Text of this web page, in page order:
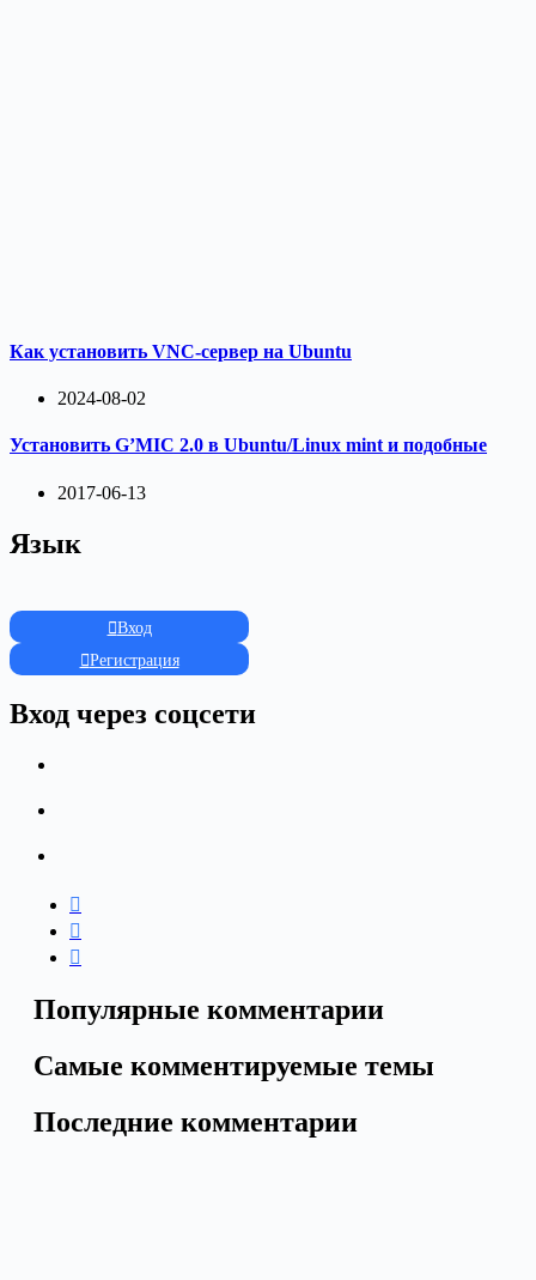
Как установить VNC-сервер на Ubuntu
2024-08-02
Установить G’MIC 2.0 в Ubuntu/Linux mint и подобные
2017-06-13
Язык
Вход
Регистрация
Вход через соцсети
Популярные комментарии
Самые комментируемые темы
Последние комментарии